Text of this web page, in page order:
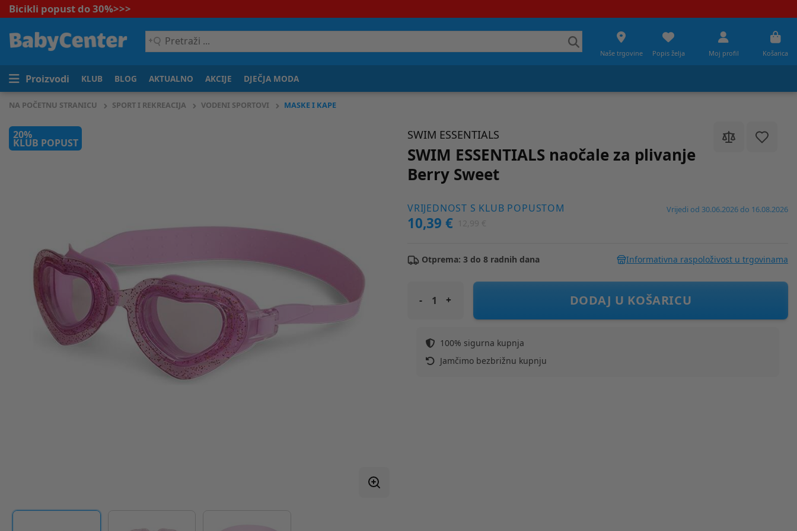
Bicikli popust do 30%>>>
Pretraži
...
Naše trgovine Popis želja Moj profil Košarica
Proizvodi KLUB BLOG AKTUALNO AKCIJE DJEČJA MODA
NA POČETNU STRANICU SPORT I REKREACIJA VODENI SPORTOVI MASKE I KAPE
20%
KLUB POPUST
SWIM ESSENTIALS
SWIM ESSENTIALS naočale za plivanje
Berry Sweet
VRIJEDNOST S KLUB POPUSTOM
10,39 €
Vrijedi od 30.06.2026 do 16.08.2026
Otprema: 3 do 8 radnih dana Informativna raspoloživost u trgovinama
SWIM ESSENTIALS naočale za plivanje Berry Sweet
DODAJ U KOŠARICU
100% sigurna kupnja
Jamčimo bezbrižnu kupnju